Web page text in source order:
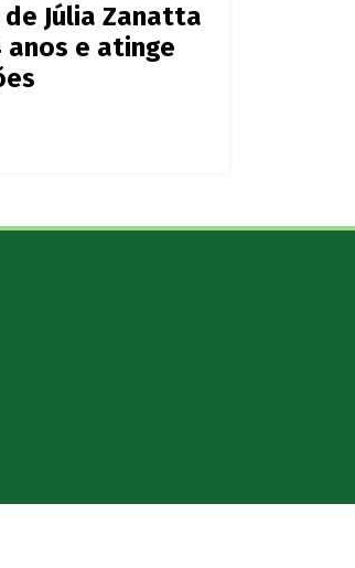
Júlia Zanatta
anos e atinge